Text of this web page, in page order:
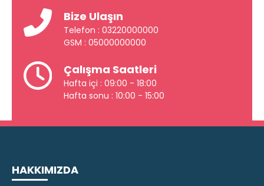
Bize Ulaşın
Telefon : 03220000000
GSM : 05000000000
Çalışma Saatleri
Hafta içi : 09:00 - 18:00
Hafta sonu : 10:00 - 15:00
HAKKIMIZDA